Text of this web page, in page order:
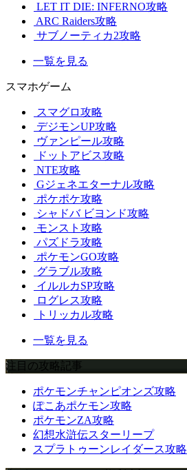
LET IT DIE: INFERNO攻略
ARC Raiders攻略
サブノーティカ2攻略
一覧を見る
スマホゲーム
スマグロ攻略
デジモンUP攻略
ヴァンピール攻略
ドットアビス攻略
NTE攻略
Gジェネエターナル攻略
ポケポケ攻略
シャドバ ビヨンド攻略
モンスト攻略
パズドラ攻略
ポケモンGO攻略
グラブル攻略
イルルカSP攻略
ログレス攻略
トリッカル攻略
一覧を見る
注目の攻略記事
ポケモンチャンピオンズ攻略
ぽこあポケモン攻略
ポケモンZA攻略
幻想水滸伝スターリープ
スプラトゥーンレイダース攻略